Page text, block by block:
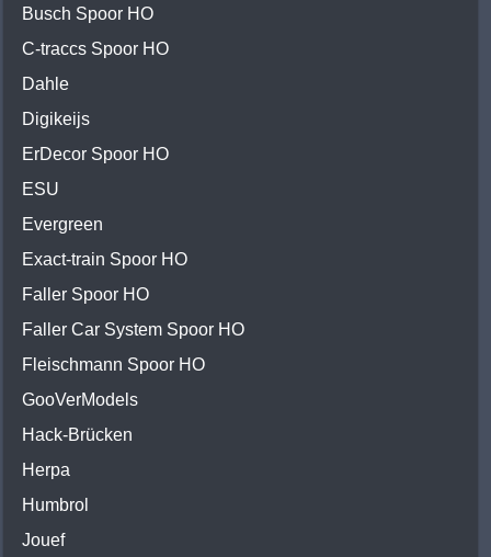
Busch Spoor HO
C-traccs Spoor HO
Dahle
Digikeijs
ErDecor Spoor HO
ESU
Evergreen
Exact-train Spoor HO
Faller Spoor HO
Faller Car System Spoor HO
Fleischmann Spoor HO
GooVerModels
Hack-Brücken
Herpa
Humbrol
Jouef